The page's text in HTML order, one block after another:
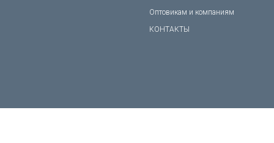
Оптовикам и компаниям
КОНТАКТЫ